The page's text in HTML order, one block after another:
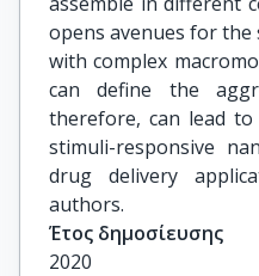
opens avenues for
with complex
can define the
therefore, can lead to
stimuli-responsive
drug delivery
authors.
Έτος δημοσίευσης
2020